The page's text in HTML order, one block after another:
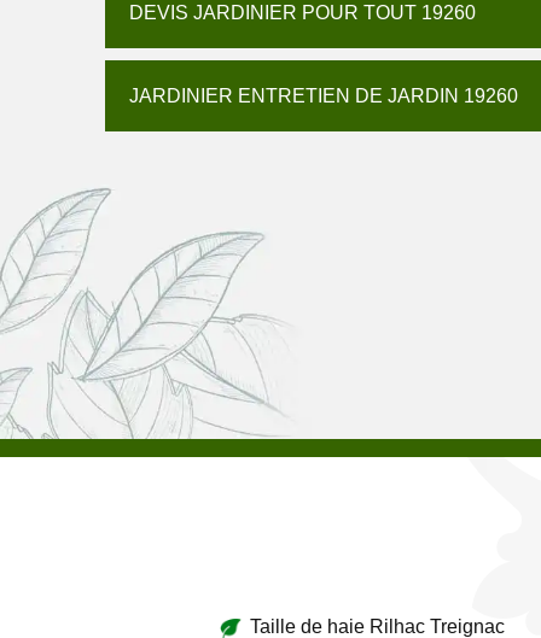
DEVIS JARDINIER POUR TOUT 19260
JARDINIER ENTRETIEN DE JARDIN 19260
Taille de haie Rilhac Treignac